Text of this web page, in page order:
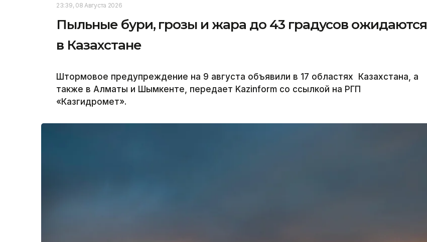
23:39, 08 Августа 2026
Пыльные бури, грозы и жара до 43 градусов ожидаются
в Казахстане
Штормовое предупреждение на 9 августа объявили в 17 областях Казахстана, а
также в Алматы и Шымкенте, передает Kazinform со ссылкой на РГП
«Казгидромет».